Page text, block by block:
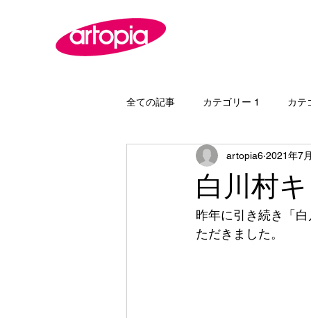
全ての記事 カテゴリー 1 カテ
白川村
artopia6 2021年7
昨年に引き続き「
ただきました。